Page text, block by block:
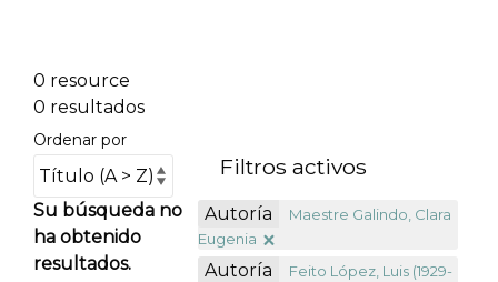
0 resource
0 resultados
Ordenar por
Su búsqueda no
ha obtenido
resultados.
Filtros activos
Autoría
Maestre Galindo, Clara
Eugenia
Autoría
Feito López, Luis (1929-